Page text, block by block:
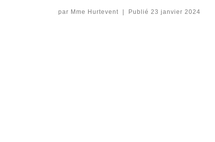
par Mme Hurtevent Publié 23 janvier 2024